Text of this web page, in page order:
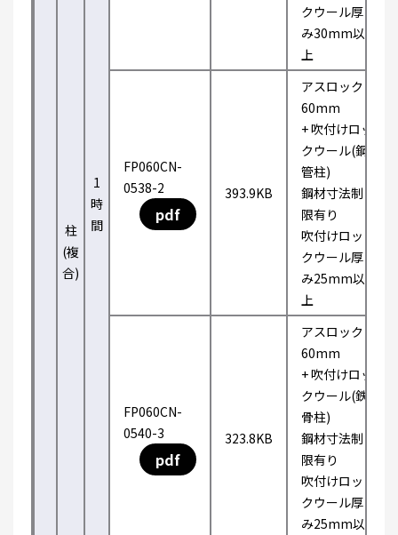
柱
(複
合)
1
時
間
クウール厚
み30mm以
上
FP060CN-
0538-2
pdf
393.9KB
アスロック
60mm
+ 吹付けロッ
クウール(鋼
管柱)
鋼材寸法制
限有り
吹付けロッ
クウール厚
み25mm以
上
FP060CN-
0540-3
pdf
323.8KB
アスロック
60mm
+ 吹付けロッ
クウール(鉄
骨柱)
鋼材寸法制
限有り
吹付けロッ
クウール厚
み25mm以